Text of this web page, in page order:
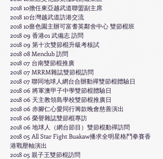
2018 10擔任東亞越武道聯盟副主席
2018 10台灣越武道訪港交流
2018 10嗇色園主辦可富耆英鄰舍中心 雙節棍班
2018 09 香港01 武備志 訪問
2018 09 第十次雙節棍升級考核試
​2018 08 Menclub 訪問
2018 07 台南雙節棍推廣
2018 07 MRRM雜誌雙節棍訪問
2018 07 聯同地球人網台合辦動禪雙節棍體驗日
2018 06 將軍澳甲子中學雙節棍體驗日
2018 06 天主教領島學校雙節棍推廣日
2018 06 赤腳仁心愛同行籌款晚會慈善演出
2018 06 榮譽雜誌雙節棍專訪
2018 06 地球人（網台節目）雙節棍動禪訪問
2018 05 All Star Fight Buakaw播求全明星格鬥拳賽香
港戰壓軸演出
2018 05 親子王雙節棍訪問